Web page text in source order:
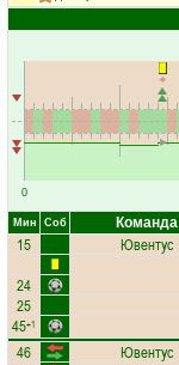
0
Мин Соб Команда
15 Ювентус
24
25
45+1
46 Ювентус